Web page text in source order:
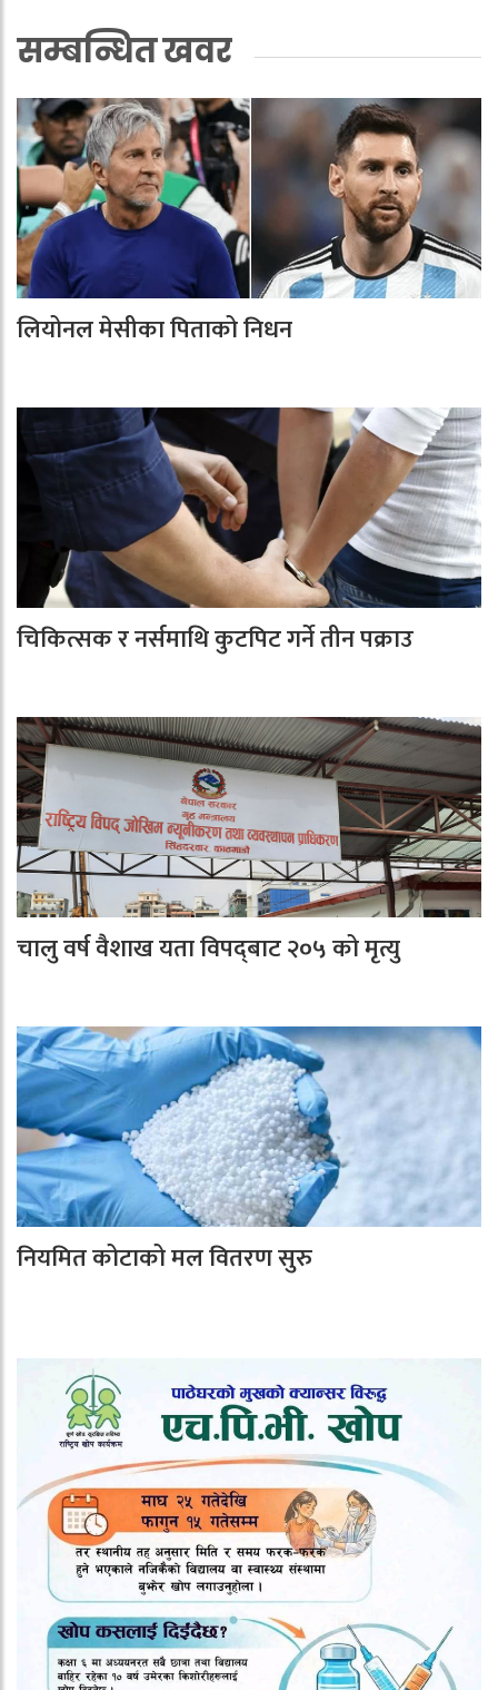
सम्बन्धित खवर
लियोनल मेसीका पिताको निधन
चिकित्सक र नर्समाथि कुटपिट गर्ने तीन पक्राउ
चालु वर्ष वैशाख यता विपद्‌बाट २०५ को मृत्यु
नियमित कोटाको मल वितरण सुरु